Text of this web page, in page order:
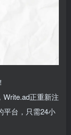
Write.ad正重新注
平台，只需24小